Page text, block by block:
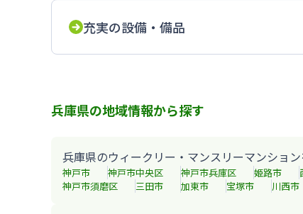
充実の設備・備品
兵庫県の地域情報から探す
兵庫県のウィークリー・マンスリーマンショ
神戸市 神戸市中央区 神戸市兵庫区 姫路市
神戸市須磨区
三田市 加東市 宝塚市 川西市